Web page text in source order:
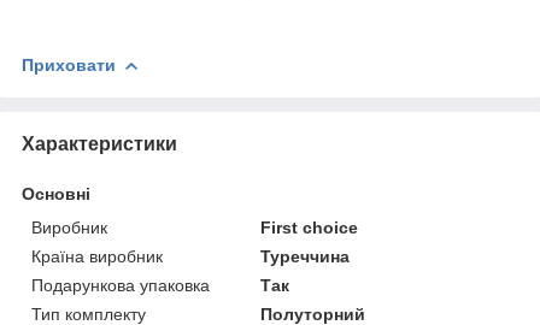
Приховати
Характеристики
Основні
Виробник
First choice
Країна виробник
Туреччина
Подарункова упаковка
Так
Тип комплекту
Полуторний